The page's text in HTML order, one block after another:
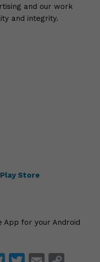
and our work
and integrity.
Store
App for your Android